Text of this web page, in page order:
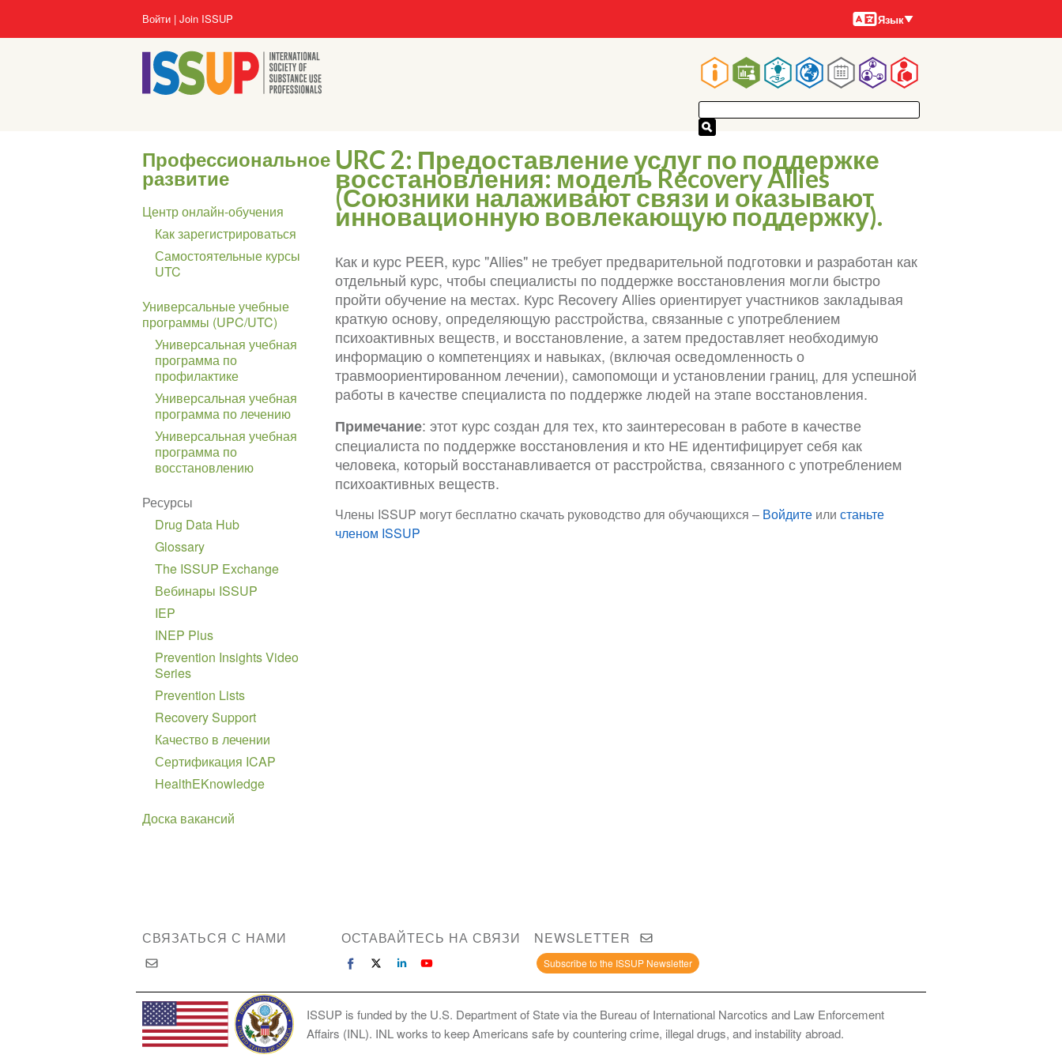
Main
navigation
User
account
menu
Войти Join ISSUP Языки
Язык
URC 2: Предоставление услуг по поддержке
восстановления: модель Recovery Allies
(Союзники налаживают связи и оказывают
инновационную вовлекающую поддержку).
Как и курс PEER, курс "Allies" не требует предварительной подготовки и разработан как
отдельный курс, чтобы специалисты по поддержке восстановления могли быстро
пройти обучение на местах. Курс Recovery Allies ориентирует участников закладывая
краткую основу, определяющую расстройства, связанные с употреблением
психоактивных веществ, и восстановление, а затем предоставляет необходимую
информацию о компетенциях и навыках, (включая осведомленность о
травмоориентированном лечении), самопомощи и установлении границ, для успешной
работы в качестве специалиста по поддержке людей на этапе восстановления.
Примечание: этот курс создан для тех, кто заинтересован в работе в качестве
специалиста по поддержке восстановления и кто НЕ идентифицирует себя как
человека, который восстанавливается от расстройства, связанного с употреблением
психоактивных веществ.
Члены ISSUP могут бесплатно скачать руководство для обучающихся – Войдите или станьте
членом ISSUP
Профессиональное
развитие
Section
navigation
Центр онлайн-обучения
Как зарегистрироваться
Самостоятельные курсы
UTC
Универсальные учебные
программы (UPC/UTC)
Универсальная учебная
программа по
профилактике
Универсальная учебная
программа по лечению
Универсальная учебная
программа по
восстановлению
Ресурсы
Drug Data Hub
Glossary
The ISSUP Exchange
Вебинары ISSUP
IEP
INEP Plus
Prevention Insights Video
Series
Prevention Lists
Recovery Support
Качество в лечении
Сертификация ICAP
HealthEKnowledge
Доска вакансий
СВЯЗАТЬСЯ С НАМИ ОСТАВАЙТЕСЬ НА СВЯЗИ NEWSLETTER
Subscribe to the ISSUP Newsletter
ISSUP is funded by the U.S. Department of State via the Bureau of International Narcotics and Law Enforcement
Affairs (INL). INL works to keep Americans safe by countering crime, illegal drugs, and instability abroad.